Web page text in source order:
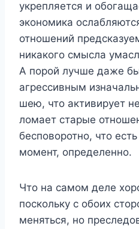
укрепляется и
экономика
отношений
никакого смысла
А порой лучше даже
агрессивным
шею, что активирует
ломает старые
бесповоротно, что
момент, определенно.
Что на самом деле
поскольку с обоих
меняться, но